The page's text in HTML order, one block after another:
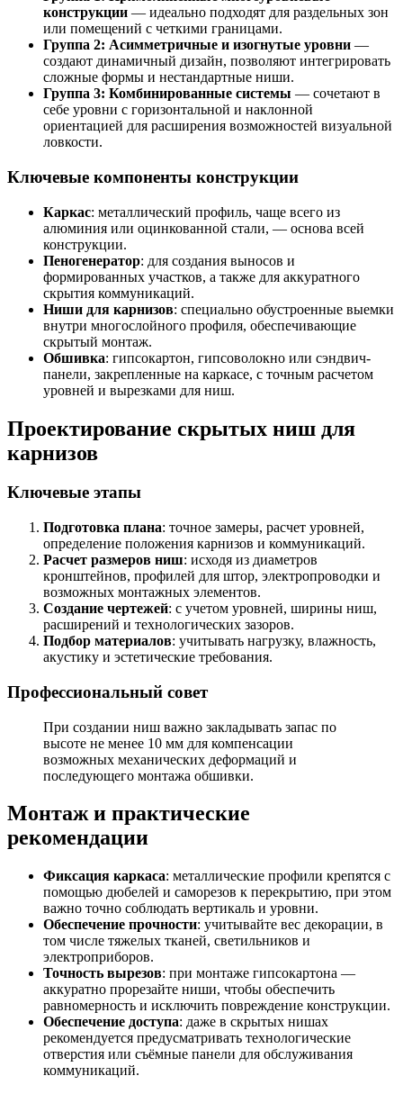
конструкции — идеально подходят для раздельных зон
или помещений с четкими границами.
Группа 2: Асимметричные и изогнутые уровни —
создают динамичный дизайн, позволяют интегрировать
сложные формы и нестандартные ниши.
Группа 3: Комбинированные системы — сочетают в
себе уровни с горизонтальной и наклонной
ориентацией для расширения возможностей визуальной
ловкости.
Ключевые компоненты конструкции
Каркас: металлический профиль, чаще всего из
алюминия или оцинкованной стали, — основа всей
конструкции.
Пеногенератор: для создания выносов и
формированных участков, а также для аккуратного
скрытия коммуникаций.
Ниши для карнизов: специально обустроенные выемки
внутри многослойного профиля, обеспечивающие
скрытый монтаж.
Обшивка: гипсокартон, гипсоволокно или сэндвич-
панели, закрепленные на каркасе, с точным расчетом
уровней и вырезками для ниш.
Проектирование скрытых ниш для
карнизов
Ключевые этапы
Подготовка плана: точное замеры, расчет уровней,
определение положения карнизов и коммуникаций.
Расчет размеров ниш: исходя из диаметров
кронштейнов, профилей для штор, электропроводки и
возможных монтажных элементов.
Создание чертежей: с учетом уровней, ширины ниш,
расширений и технологических зазоров.
Подбор материалов: учитывать нагрузку, влажность,
акустику и эстетические требования.
Профессиональный совет
При создании ниш важно закладывать запас по
высоте не менее 10 мм для компенсации
возможных механических деформаций и
последующего монтажа обшивки.
Монтаж и практические
рекомендации
Фиксация каркаса: металлические профили крепятся с
помощью дюбелей и саморезов к перекрытию, при этом
важно точно соблюдать вертикаль и уровни.
Обеспечение прочности: учитывайте вес декорации, в
том числе тяжелых тканей, светильников и
электроприборов.
Точность вырезов: при монтаже гипсокартона —
аккуратно прорезайте ниши, чтобы обеспечить
равномерность и исключить повреждение конструкции.
Обеспечение доступа: даже в скрытых нишах
рекомендуется предусматривать технологические
отверстия или съёмные панели для обслуживания
коммуникаций.